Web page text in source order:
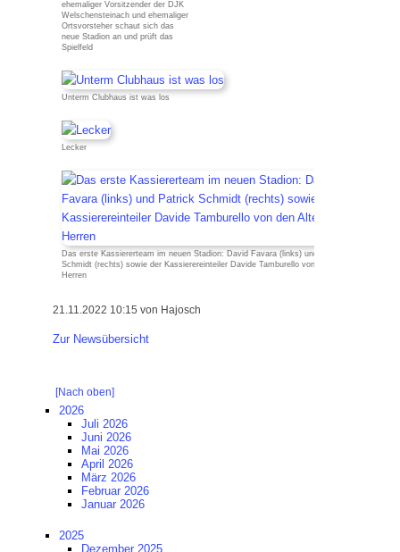
ehemaliger Vorsitzender der DJK
Welschensteinach und ehemaliger
Ortsvorsteher schaut sich das
neue Stadion an und prüft das
Spielfeld
Unterm Clubhaus ist was los
Lecker
Das erste Kassiererteam im neuen Stadion: David Favara (links) und Patrick
Schmidt (rechts) sowie der Kassierereinteiler Davide Tamburello von den Alten
Herren
21.11.2022 10:15 von Hajosch
Zur Newsübersicht
[Nach oben]
2026
Juli 2026
Juni 2026
Mai 2026
April 2026
März 2026
Februar 2026
Januar 2026
2025
Dezember 2025